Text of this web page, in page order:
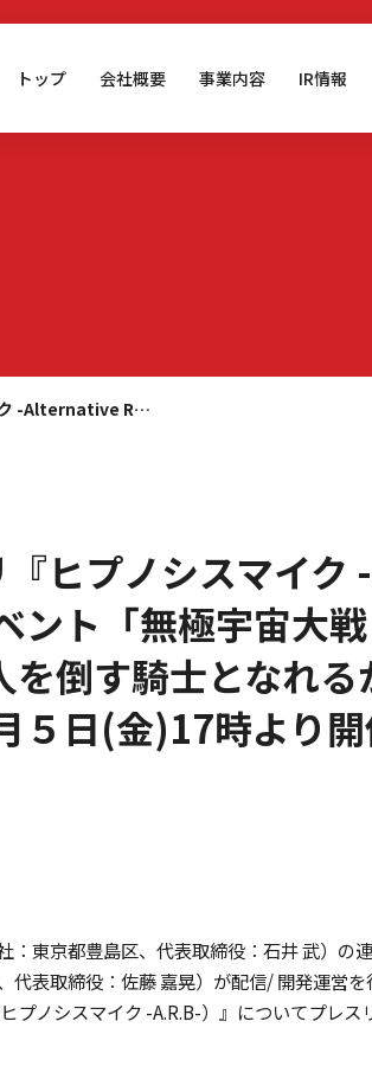
トップ 会社概要 事業内容 IR情報
ク -Alternative R…
『ヒプノシスマイ
ト「無極宇宙大
を倒す騎士となれ
５日(金)17時より
：東京都豊島区、代表取締役：石井 武）の
代表取締役：佐藤 嘉晃）が配信/ 開発運営
ノシスマイク -A.R.B-）』についてプレス